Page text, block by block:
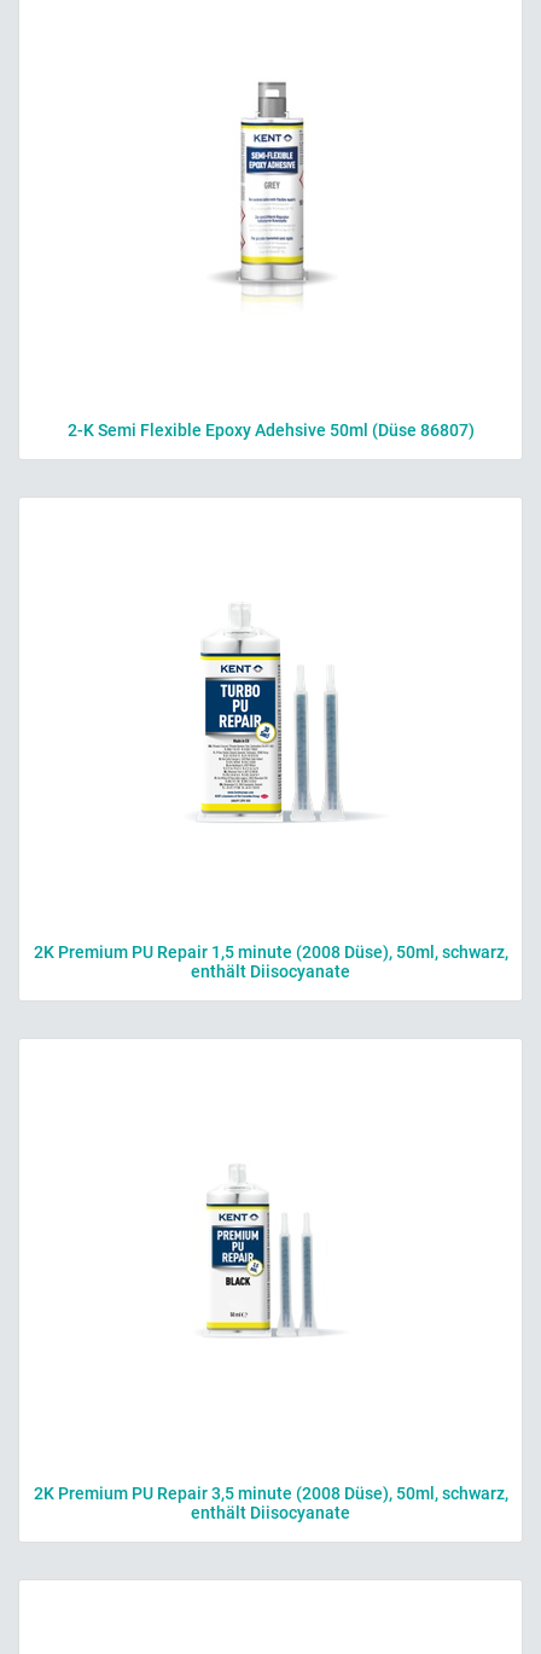
2-K Semi Flexible Epoxy Adehsive 50ml (Düse 86807)
2K Premium PU Repair 1,5 minute (2008 Düse), 50ml, schwarz,
enthält Diisocyanate
2K Premium PU Repair 3,5 minute (2008 Düse), 50ml, schwarz,
enthält Diisocyanate